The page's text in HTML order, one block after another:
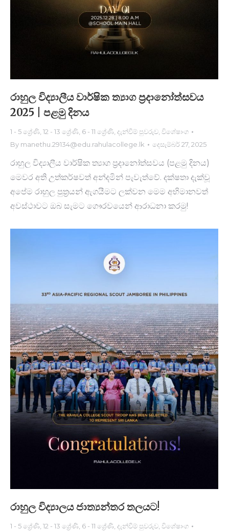
රාහුල විද්‍යාලීය වාර්ෂික ත්‍යාග ප්‍රදානෝත්සවය
2025 | පළමු දිනය
1 - 5 ශ්‍රේණි 12 - 13 ශ්‍රේණි 6 - 11 ශ්‍රේණි දැන්වීම් පුවරුව විශේෂාංග
By manethu.29134@edu.rahulacollege.lk දෙසැම්බර් 27, 2025
රාහුල විද්‍යාලීය වාර්ෂික ත්‍යාග ප්‍රදානෝත්සවය (පළමු දිනය)
මෙවර අති උත්කර්ෂවත් අන්දමින් පැවැත්වේ. දක්ෂතා දැක්වූ
අපේම රාහුල පුත්‍රයන් ඇගයීමට ලක්වන මෙම අභිමානවත්
අවස්ථාවට ඔබ සැමට ගෞරවයෙන් ආරාධනා කරමු!
රාහුල විද්‍යාලය ජාත්‍යන්තර තලයට!
1 - 5 ශ්‍රේණි 12 - 13 ශ්‍රේණි 6 - 11 ශ්‍රේණි දැන්වීම් පුවරුව විශේෂාංග